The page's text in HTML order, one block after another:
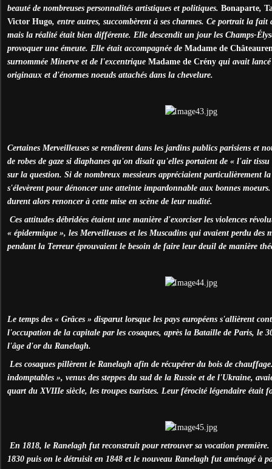
beauté de nombreuses personnalités artistiques et politiques. Bonaparte,
Victor Hugo, entre autres, succombèrent à ses charmes. Ce portrait la fait
mais la réalité était bien différente. Elle descendit un jour les Champs-É
provoquer une émeute. Elle était accompagnée de Madame de
surnommée Minerve et de l'excentrique Madame de Crény qui avait lancé
originaux et d'énormes noeuds attachés dans la chevelure.
Certaines Merveilleuses se rendirent dans les jardins publics parisiens et
de robes de gaze si diaphanes qu'on disait qu'elles portaient de « l'air
sur la question. Si de nombreux messieurs appréciaient particulièrement
s'élevèrent pour dénoncer une atteinte impardonnable aux bonnes
durent alors renoncer à cette mise en scène de leur nudité.
Ces attitudes débridées étaient une manière d'exorciser les violences
« épidermique », les Merveilleuses et les Muscadins qui avaient perdu des
pendant la Terreur éprouvaient le besoin de faire leur deuil de manière
Le temps des « Grâces » disparut lorsque les pays européens s'allièrent
l'occupation de la capitale par les cosaques, après la Bataille de Paris, le
l'âge d'or du Ranelagh.
Les cosaques pillèrent le Ranelagh afin de récupérer du bois de
indomptables », venus des steppes du sud de la Russie et de l'Ukraine,
quart du XVIIIe siècle, les troupes tsaristes. Leur férocité légendaire était
En 1818, le Ranelagh fut reconstruit pour retrouver sa vocation
1830 puis on le détruisit en 1848 et le nouveau Ranelagh fut aménagé à